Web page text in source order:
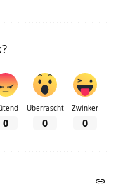
0
Überrascht
0
Zwinker
0